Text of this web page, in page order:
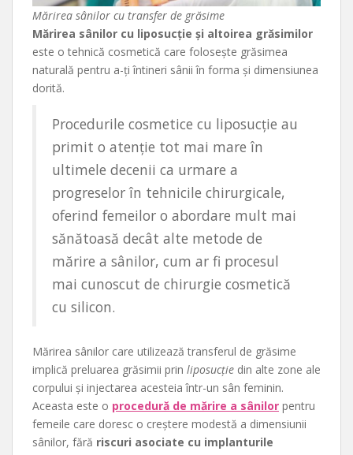
Mărirea sânilor cu transfer de grăsime
Mărirea sânilor cu liposucție și altoirea grăsimilor
este o tehnică cosmetică care folosește grăsimea
naturală pentru a-ți întineri sânii în forma și dimensiunea
dorită.
Procedurile cosmetice cu liposucție au
primit o atenție tot mai mare în
ultimele decenii ca urmare a
progreselor în tehnicile chirurgicale,
oferind femeilor o abordare mult mai
sănătoasă decât alte metode de
mărire a sânilor, cum ar fi procesul
mai cunoscut de chirurgie cosmetică
cu silicon.
Mărirea sânilor care utilizează transferul de grăsime
implică preluarea grăsimii prin liposucție din alte zone ale
corpului și injectarea acesteia într-un sân feminin.
Aceasta este o procedură de mărire a sânilor pentru
femeile care doresc o creștere modestă a dimensiunii
sânilor, fără riscuri asociate cu implanturile